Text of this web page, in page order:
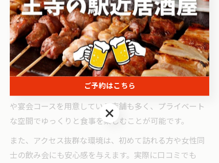
好立地が特徴です。これにより、天候や時間を気にせず
気軽に立ち寄ることができる点が大きな魅力です。特
に、東生駒や生駒駅など主要駅周辺は店舗数も多く、選
択肢が豊富です。
アクセスの良さは、会社の飲み会や急な集まり、家族と
の食事でも重宝されます。駅近の中華居酒屋では、個室
や宴会コースを用意している店舗も多く、プライベート
な空間でゆっくりと食事を楽しむことが可能です。
また、アクセス抜群な環境は、初めて訪れる方や女性同
士の飲み会にも安心感を与えます。実際に口コミでも
ご予約はこちら
ご予約はこちら